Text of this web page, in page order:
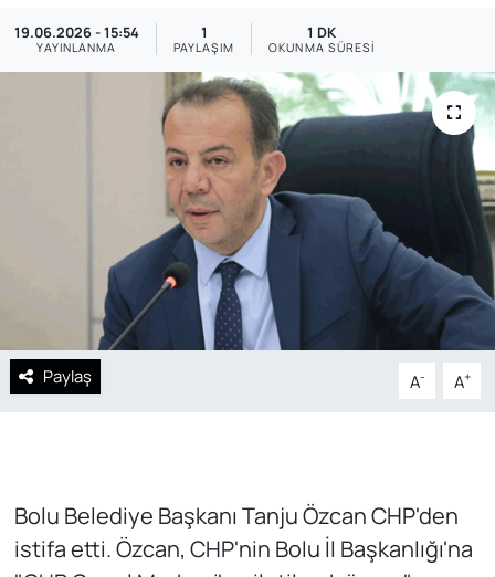
19.06.2026 - 15:54
YAYINLANMA
1
PAYLAŞIM
1 DK
OKUNMA SÜRESI
Paylaş A- A+
Bolu Belediye Başkanı Tanju Özcan CHP'den
istifa etti. Özcan, CHP'nin Bolu İl Başkanlığı'na